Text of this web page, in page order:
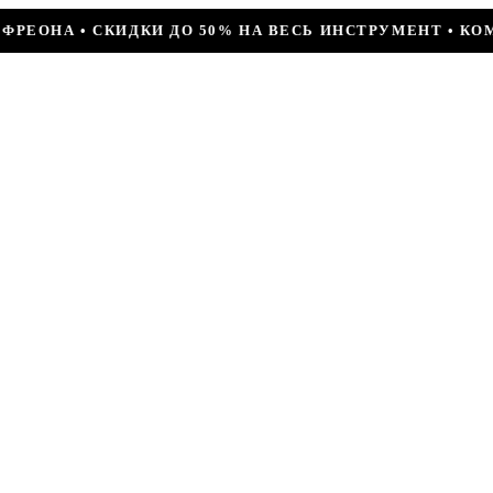
ВЕСЬ ИНСТРУМЕНТ • КОМПРЕССОР JIAXIPERA